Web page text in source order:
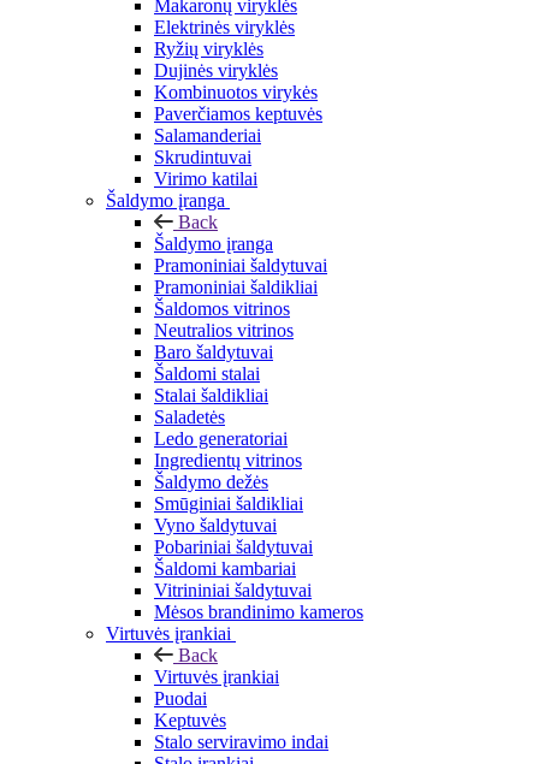
Makaronų viryklės
Elektrinės viryklės
Ryžių viryklės
Dujinės viryklės
Kombinuotos virykės
Paverčiamos keptuvės
Salamanderiai
Skrudintuvai
Virimo katilai
Šaldymo įranga
Back
Šaldymo įranga
Pramoniniai šaldytuvai
Pramoniniai šaldikliai
Šaldomos vitrinos
Neutralios vitrinos
Baro šaldytuvai
Šaldomi stalai
Stalai šaldikliai
Saladetės
Ledo generatoriai
Ingredientų vitrinos
Šaldymo dežės
Smūginiai šaldikliai
Vyno šaldytuvai
Pobariniai šaldytuvai
Šaldomi kambariai
Vitrininiai šaldytuvai
Mėsos brandinimo kameros
Virtuvės įrankiai
Back
Virtuvės įrankiai
Puodai
Keptuvės
Stalo serviravimo indai